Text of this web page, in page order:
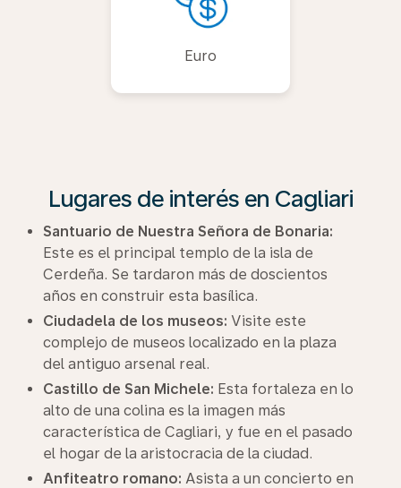
Euro
Lugares de interés en Cagliari
Santuario de Nuestra Señora de Bonaria:
Este es el principal templo de la isla de
Cerdeña. Se tardaron más de doscientos
años en construir esta basílica.
Ciudadela de los museos: Visite este
complejo de museos localizado en la plaza
del antiguo arsenal real.
Castillo de San Michele: Esta fortaleza en lo
alto de una colina es la imagen más
característica de Cagliari, y fue en el pasado
el hogar de la aristocracia de la ciudad.
Anfiteatro romano: Asista a un concierto en